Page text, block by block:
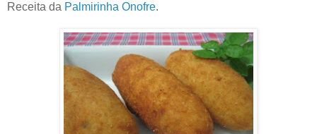
Receita da Palmirinha Onofre.